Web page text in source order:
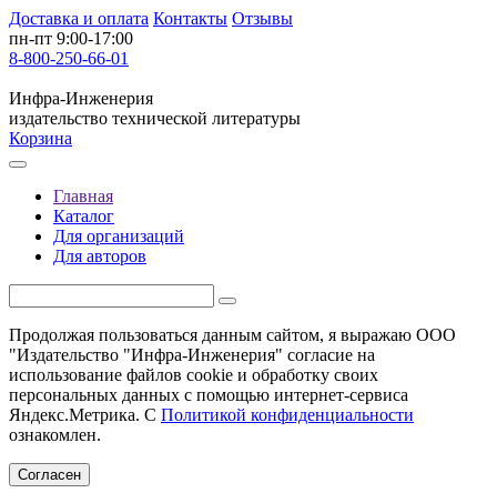
Доставка и оплата Контакты Отзывы
пн-пт 9:00-17:00
8-800-250-66-01
Инфра-Инженерия
издательство технической литературы
Корзина
Главная
Каталог
Для организаций
Для авторов
Продолжая пользоваться данным сайтом, я выражаю ООО
"Издательство "Инфра-Инженерия" согласие на
использование файлов cookie и обработку своих
персональных данных с помощью интернет-сервиса
Яндекс.Метрика. С Политикой конфиденциальности
ознакомлен.
Согласен